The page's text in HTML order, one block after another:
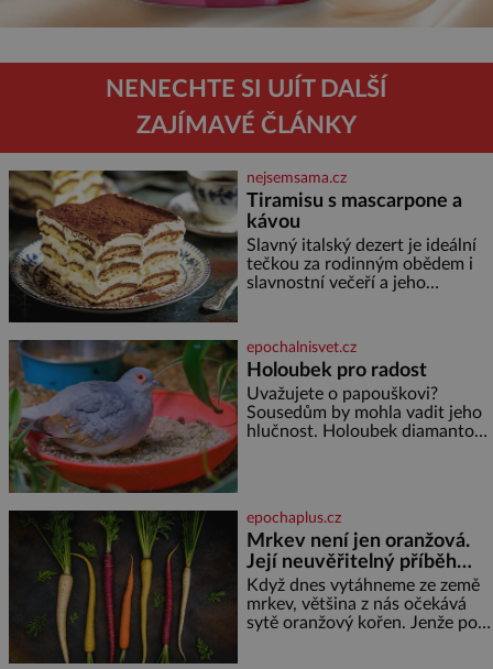
NENECHTE SI UJÍT DALŠÍ
ZAJÍMAVÉ ČLÁNKY
nejsemsama.cz
Tiramisu s mascarpone a
kávou
Slavný italský dezert je ideální
tečkou za rodinným obědem i
slavnostní večeří a jeho
osoby: 250 g mascarpone 3
vejce 80 g cukru 200 g
cukrářských piškotů 250 ml
silné kávy 2 lžíce amaretta
kakao na posypání Postup:
Oddělte žloutky od bílků.
vznikl hladký
epochalnisvet.cz
Holoubek pro radost
Uvažujete o papouškovi?
Sousedům by mohla vadit jeho
hlučnost. Holoubek diamantový
chovatele začátečníky. Jedná
se o nenáročného klidného
ptáčka, který většinu dne jen
posedává. Hodně času tráví na
zemi, kde sbírá zbytky semínek
Jeho domovinou je prakticky
celá Austrálie s výjimkou
pobřežní oblasti.
epochaplus.cz
Mrkev není jen oranžová.
Její neuvěřitelný příběh
začíná fialovou barvou
Když dnes vytáhneme ze země
mrkev, většina z nás očekává
sytě oranžový kořen. Jenže po